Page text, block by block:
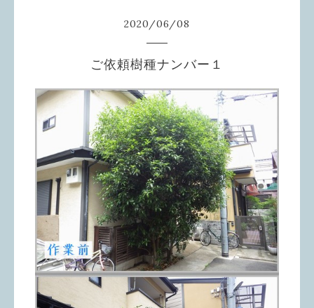
2020/06/08
ご依頼樹種ナンバー１